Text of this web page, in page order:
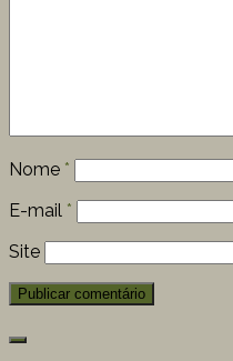
Nome *
E-mail *
Site